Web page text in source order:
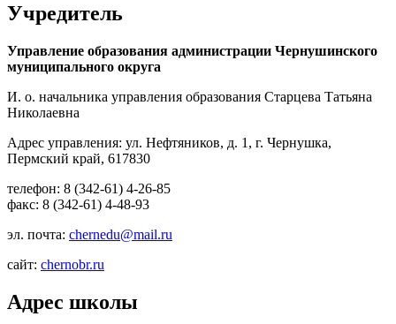
Учредитель
Управление образования администрации Чернушинского
муниципального округа
И. о. начальника управления образования Старцева Татьяна
Николаевна
Адрес управления: ул. Нефтяников, д. 1, г. Чернушка,
Пермский край, 617830
телефон: 8 (342-61) 4-26-85
факс: 8 (342-61) 4-48-93
эл. почта: chernedu@mail.ru
сайт: chernobr.ru
Адрес школы